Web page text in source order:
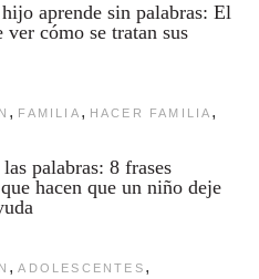
aprende sin palabras: El
ver cómo se tratan sus
, FAMILIA , HACER FAMILIA ,
palabras: 8 frases
hacen que un niño deje
, ADOLESCENTES ,